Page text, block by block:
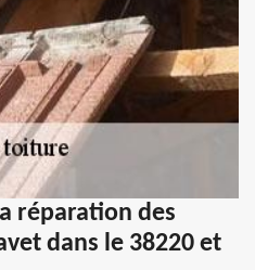
réparation des
dans le 38220 et